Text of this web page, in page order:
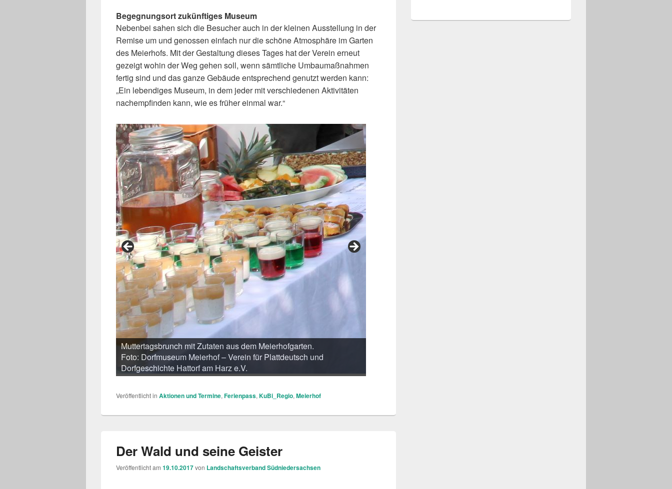
Begegnungsort zukünftiges Museum
Nebenbei sahen sich die Besucher auch in der kleinen Ausstellung in der
Remise um und genossen einfach nur die schöne Atmosphäre im Garten
des Meierhofs. Mit der Gestaltung dieses Tages hat der Verein erneut
gezeigt wohin der Weg gehen soll, wenn sämtliche Umbaumaßnahmen
fertig sind und das ganze Gebäude entsprechend genutzt werden kann:
„Ein lebendiges Museum, in dem jeder mit verschiedenen Aktivitäten
nachempfinden kann, wie es früher einmal war.“
Muttertagsbrunch mit Zutaten aus dem Meierhofgarten.
Foto: Dorfmuseum Meierhof – Verein für Plattdeutsch und
Dorfgeschichte Hattorf am Harz e.V.
Veröffentlicht in Aktionen und Termine, Ferienpass, KuBi_Regio, Meierhof
Der Wald und seine Geister
Veröffentlicht am 19.10.2017von Landschaftsverband Südniedersachsen